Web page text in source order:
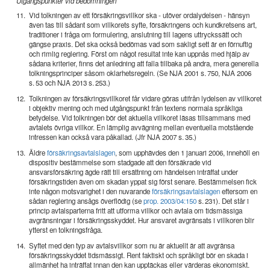
11. Vid tolkningen av ett försäkringsvillkor ska - utöver ordalydelsen - hänsyn
även tas till sådant som villkorets syfte, försäkringens och kundkretsens art,
traditioner i fråga om formulering, anslutning till lagens uttryckssätt och
gängse praxis. Det ska också bedömas vad som sakligt sett är en förnuftig
och rimlig reglering. Först om något resultat inte kan uppnås med hjälp av
sådana kriterier, finns det anledning att falla tillbaka på andra, mera generella
tolkningsprinciper såsom oklarhetsregeln. (Se NJA 2001 s. 750, NJA 2006
s. 53 och NJA 2013 s. 253.)
12. Tolkningen av försäkringsvillkoret får vidare göras utifrån lydelsen av villkoret
i objektiv mening och med utgångspunkt från textens normala språkliga
betydelse. Vid tolkningen bör det aktuella villkoret läsas tillsammans med
avtalets övriga villkor. En lämplig avvägning mellan eventuella motstående
intressen kan också vara påkallad. (Jfr NJA 2007 s. 35.)
13. Äldreförsäkringsavtalslagen, som upphävdes den 1 januari 2006, innehöll en
dispositiv bestämmelse som stadgade att den försäkrade vid
ansvarsförsäkring ägde rätt till ersättning om händelsen inträffat under
försäkringstiden även om skadan yppat sig först senare. Bestämmelsen fick
inte någon motsvarighet i den nuvarandeförsäkringsavtalslageneftersom en
sådan reglering ansågs överflödig (seprop. 2003/04:150s. 231). Det står i
princip avtalsparterna fritt att utforma villkor och avtala om tidsmässiga
avgränsningar i försäkringsskyddet. Hur ansvaret avgränsats i villkoren blir
ytterst en tolkningsfråga.
14. Syftet med den typ av avtalsvillkor som nu är aktuellt är att avgränsa
försäkringsskyddet tidsmässigt. Rent faktiskt och språkligt bör en skada i
allmänhet ha inträffat innan den kan upptäckas eller värderas ekonomiskt.